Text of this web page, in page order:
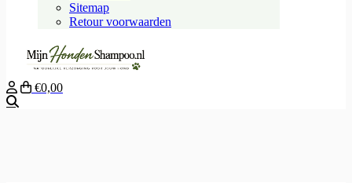
Sitemap
Retour voorwaarden
€0,00